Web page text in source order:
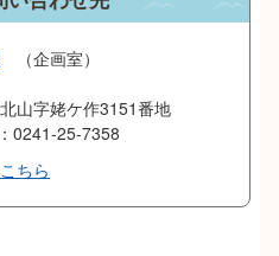
企画室
山字姥ケ作3151番地
0241-25-7358
ちら